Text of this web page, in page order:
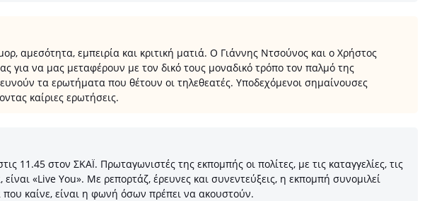
αμεσότητα, εμπειρία και κριτική ματιά. Ο Γιάννης Ντσούνος και ο Χρήστος
για να μας μεταφέρουν με τον δικό τους μοναδικό τρόπο τον παλμό της
τα ερωτήματα που θέτουν οι τηλεθεατές. Υποδεχόμενοι σημαίνουσες
καίριες ερωτήσεις.
στον ΣΚΑΪ. Πρωταγωνιστές της εκπομπής οι πολίτες, με τις καταγγελίες, τις
«Live You». Με ρεπορτάζ, έρευνες και συνεντεύξεις, η εκπομπή συνομιλεί
καίνε, είναι η φωνή όσων πρέπει να ακουστούν.